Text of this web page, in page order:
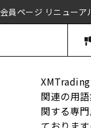
会員ページ リニュー
関連の用
関する専